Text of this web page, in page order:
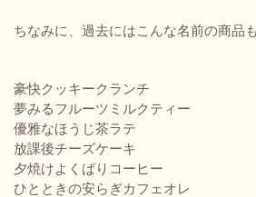
ちなみに、過去にはこんな名前の商品
豪快クッキークランチ
夢みるフルーツミルクティー
優雅なほうじ茶ラテ
放課後チーズケーキ
夕焼けよくばりコーヒー
ひとときの安らぎカフェオレ